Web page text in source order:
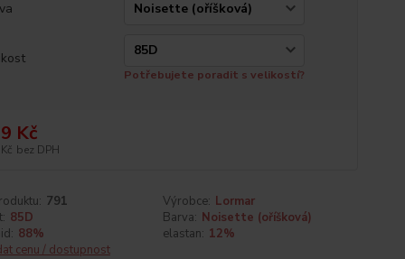
Potřebujete poradit s velikostí?
Kč
bez DPH
791 Výrobce: Lormar
85D Barva: Noisette (oříšková)
88% elastan: 12%
cenu / dostupnost